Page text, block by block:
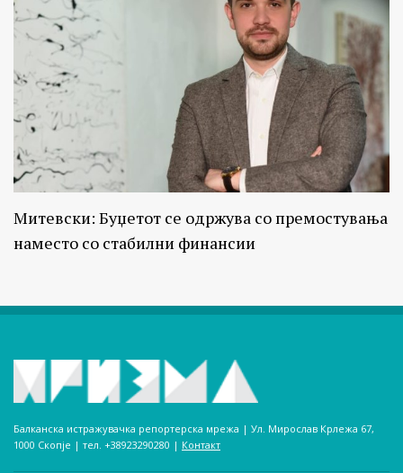
Митевски: Буџетот се одржува со премостувања
наместо со стабилни финансии
Балканска истражувачка репортерска мрежа | Ул. Мирослав Крлежа 67,
1000 Скопје | тел. +38923290280­ | Контакт